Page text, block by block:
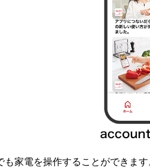
家電を操作することができます